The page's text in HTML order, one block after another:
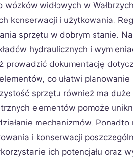
wózków widłowych w
konserwacji i użytkowania.
sprzętu w dobrym stanie.
hydraulicznych i
prowadzić dokumentację
co ułatwi planowanie
sprzętu również ma duże
elementów pomoże
mechanizmów.
i konserwacji
ich potencjału oraz